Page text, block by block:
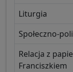
Liturgia
Społeczno-
Relacja z
Franciszkiem